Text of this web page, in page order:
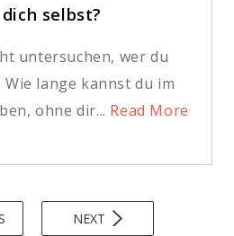
selbst?
untersuchen, wer du
lange kannst du im
ohne dir... Read More
NEXT